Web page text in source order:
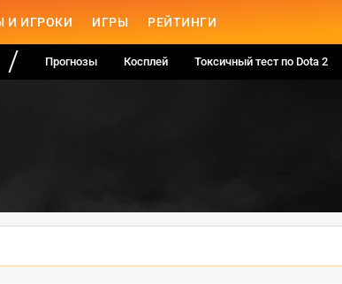
И ИГРОКИ ИГРЫ РЕЙТИНГИ
Прогнозы Косплей Токсичный тест по Dota 2